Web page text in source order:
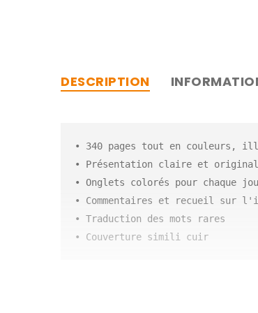
DESCRIPTION
• 340 pages tout en couleurs,
• Présentation claire et
• Onglets colorés pour chaque
• Commentaires et recueil sur
• Traduction des mots rares
• Couverture simili cuir